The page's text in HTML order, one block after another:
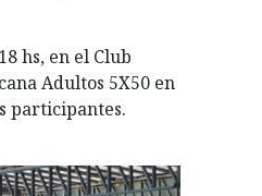
hs, en el Club
Adultos 5X50 en
participantes.